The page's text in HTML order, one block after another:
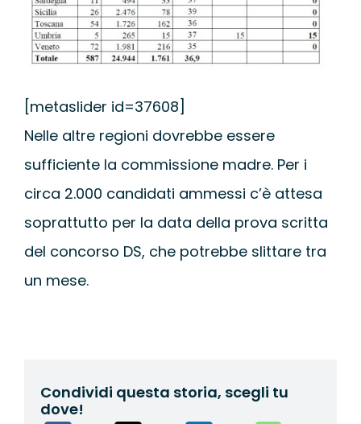
[metaslider id=37608]
Nelle altre regioni dovrebbe essere
sufficiente la commissione madre. Per i
circa 2.000 candidati ammessi c’è attesa
soprattutto per la data della prova scritta
del concorso DS, che potrebbe slittare tra
un mese.
Condividi questa storia, scegli tu
dove!